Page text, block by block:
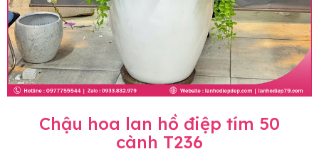
Chậu hoa lan hồ điệp tím 50
cành T236